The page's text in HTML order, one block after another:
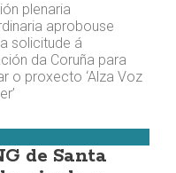
plenaria
aprobouse
solicitude á
da Coruña para
o proxecto ‘Alza Voz
de Santa